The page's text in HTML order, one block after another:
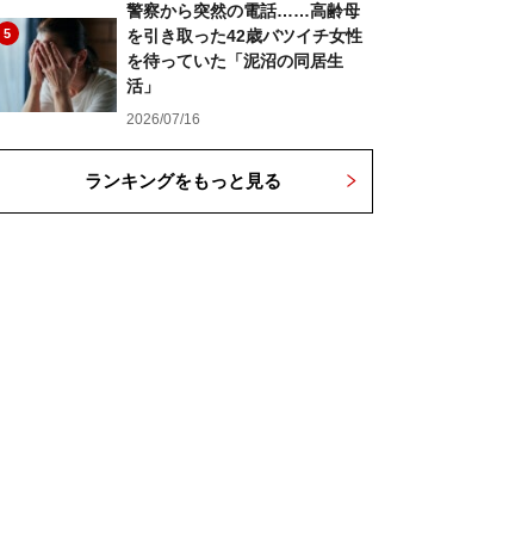
5
警察から突然の電話……高齢母
を引き取った42歳バツイチ女性
を待っていた「泥沼の同居生
活」
2026/07/16
ランキングをもっと見る